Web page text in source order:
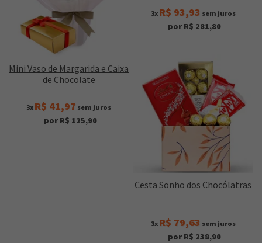
Mini Vaso de Margarida e Caixa
de Chocolate
3x R$ 41,97 sem juros
por R$ 125,90
3x R$ 93,93 sem juros
por R$ 281,80
Cesta Sonho dos Chocólatras
3x R$ 79,63 sem juros
por R$ 238,90